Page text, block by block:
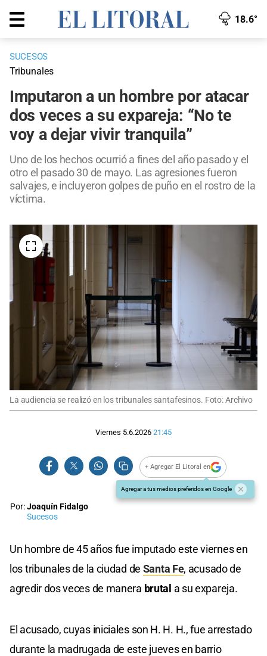
18.6°
SUCESOS
Tribunales
Imputaron a un hombre por atacar
dos veces a su expareja: “No te
voy a dejar vivir tranquila”
Uno de los hechos ocurrió a fines del año pasado y el
otro el pasado 30 de mayo. Las agresiones fueron
salvajes, e incluyeron golpes de puño en el rostro de la
víctima.
La audiencia se realizó en los tribunales santafesinos. Foto: Archivo
Viernes 5.6.2026 21:45
+ Agregar El Litoral en
Agregar a tus medios preferidos en Google
Por:Joaquín Fidalgo
Sucesos
Un hombre de 45 años fue imputado este viernes en
los tribunales de la ciudad de Santa Fe, acusado de
agredir dos veces de manera brutal a su expareja.
El acusado, cuyas iniciales son H. H. H., fue arrestado
durante la madrugada de este jueves en barrio